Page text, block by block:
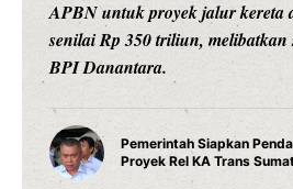
untuk proyek jalur kereta api Trans
Rp 350 triliun, melibatkan sektor
Danantara.
Pemerintah Siapkan Pendanaan
Proyek Rel KA Trans Sumatra Rp 350